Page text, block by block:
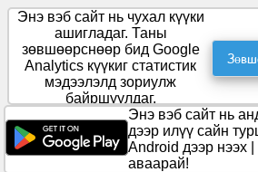
Хуудас
Бүлэг
үүсгэх
Энэ вэб сайт нь чухал күүки
ашигладаг. Таны
зөвшөөрснөөр бид Google
Analytics күүкиг статистик
мэдээлэлд зориулж
байршуулдаг.
Энэ вэб сайт нь
дээр илүү сайн
Android дээр нээх
аваарай!